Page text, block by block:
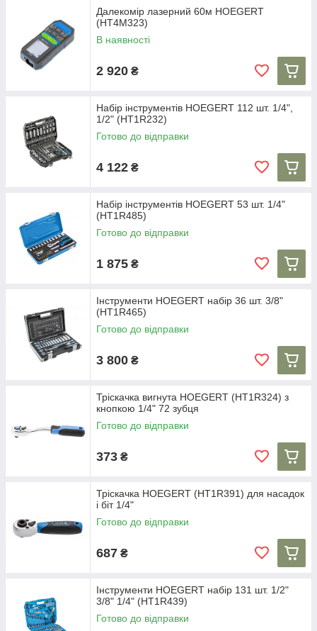
Далекомір лазерний 60м HOEGERT
(HT4M323)
В наявності
2 920 ₴
Набір інструментів HOEGERT 112 шт. 1/4",
1/2" (HT1R232)
Готово до відправки
4 122 ₴
Набір інструментів HOEGERT 53 шт. 1/4"
(HT1R485)
Готово до відправки
1 875 ₴
Інструменти HOEGERT набір 36 шт. 3/8"
(HT1R465)
Готово до відправки
3 800 ₴
Тріскачка вигнута HOEGERT (HT1R324) з
кнопкою 1/4" 72 зубця
Готово до відправки
373 ₴
Тріскачка HOEGERT (HT1R391) для насадок
і біт 1/4"
Готово до відправки
687 ₴
Інструменти HOEGERT набір 131 шт. 1/2"
3/8" 1/4" (HT1R439)
Готово до відправки